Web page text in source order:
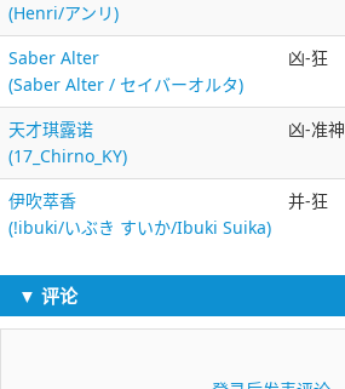
(Henri/アンリ)
Saber Alter
(Saber Alter / セイバーオルタ)
凶-狂
天才琪露诺
(17_Chirno_KY)
凶-准神
伊吹萃香
(!ibuki/いぶき すいか/Ibuki Suika)
并-狂
▼ 评论